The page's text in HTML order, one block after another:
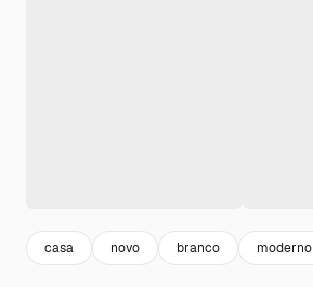
casa novo branco moderno